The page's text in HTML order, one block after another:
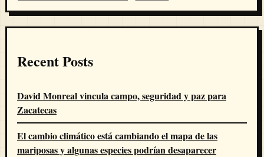
Recent Posts
David Monreal vincula campo, seguridad y paz para
Zacatecas
El cambio climático está cambiando el mapa de las
mariposas y algunas especies podrían desaparecer